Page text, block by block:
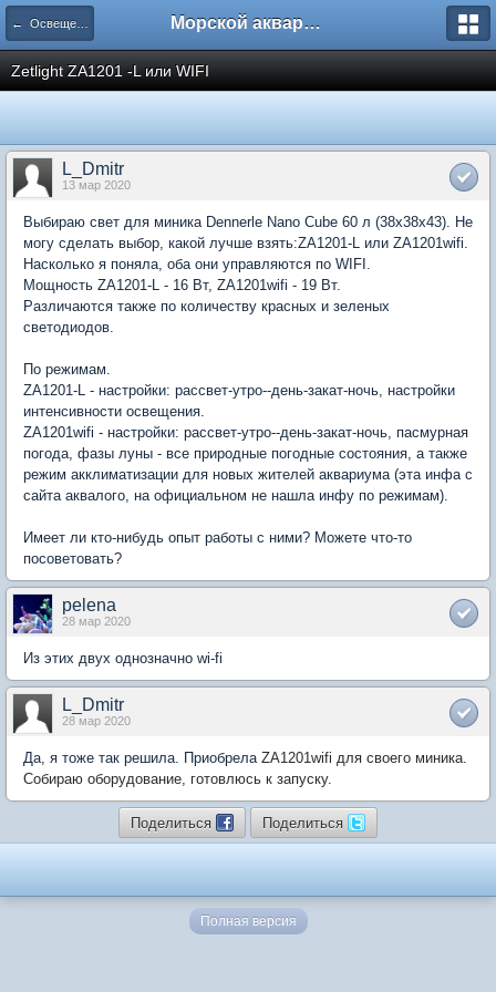
← Освещение морских аквариумов Морской аквариум. Форумы ReefCentral.ru
Zetlight ZA1201 -L или WIFI
L_Dmitr
13 мар 2020
Выбираю свет для миника Dennerle Nano Cube 60 л (38x38x43). Не
могу сделать выбор, какой лучше взять:ZA1201-L или ZA1201wifi.
Насколько я поняла, оба они управляются по WIFI.
Мощность ZA1201-L - 16 Вт, ZA1201wifi - 19 Вт.
Различаются также по количеству красных и зеленых
светодиодов.
По режимам.
ZA1201-L - настройки: рассвет-утро--день-закат-ночь, настройки
интенсивности освещения.
ZA1201wifi - настройки: рассвет-утро--день-закат-ночь, пасмурная
погода, фазы луны - все природные погодные состояния, а также
режим акклиматизации для новых жителей аквариума (эта инфа с
сайта аквалого, на официальном не нашла инфу по режимам).
Имеет ли кто-нибудь опыт работы с ними? Можете что-то
посоветовать?
pelena
28 мар 2020
Из этих двух однозначно wi-fi
L_Dmitr
28 мар 2020
Да, я тоже так решила. Приобрела ZA1201wifi для своего миника.
Собираю оборудование, готовлюсь к запуску.
Поделиться Поделиться
Полная версия